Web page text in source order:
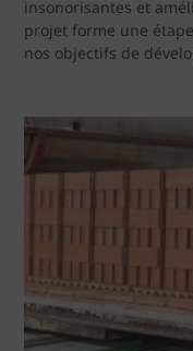
insonorisantes et
projet forme une
nos objectifs de